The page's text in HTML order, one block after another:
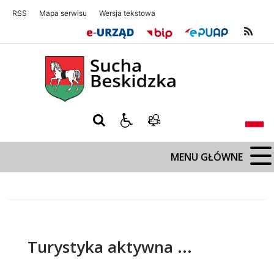
RSS Mapa serwisu Wersja tekstowa
Sucha Beskidzka
MENU GŁÓWNE
Turystyka aktywna ...